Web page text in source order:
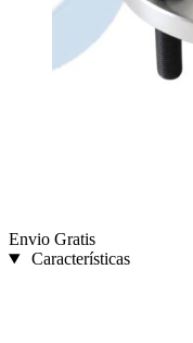
Envio Gratis
Características